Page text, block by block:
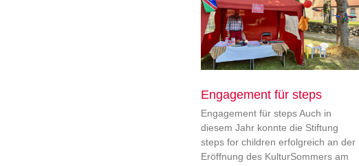
Engagement für steps
Engagement für steps Auch in
diesem Jahr konnte die Stiftung
steps for children erfolgreich an der
Eröffnung des KulturSommers am